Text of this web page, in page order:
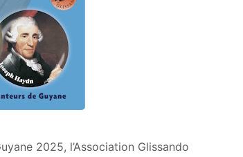
2025, l’Association Glissando